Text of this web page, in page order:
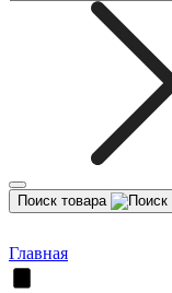
Поиск товара
Главная